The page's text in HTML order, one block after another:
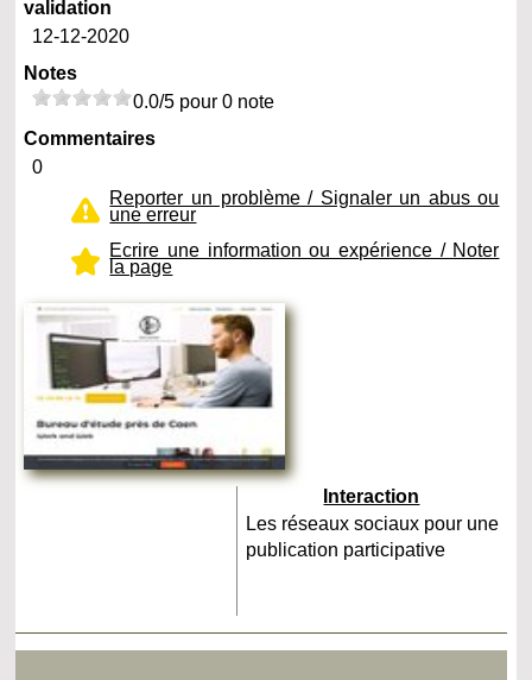
validation
12-12-2020
Notes
0.0/5 pour 0 note
Commentaires
0
Reporter un problème / Signaler un abus ou
une erreur
Ecrire une information ou expérience / Noter
la page
Interaction
Les réseaux sociaux pour une
publication participative